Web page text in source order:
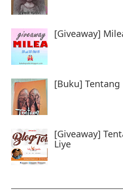
[Giveaway]
[Buku] Tentang
[Giveaway]
Liye